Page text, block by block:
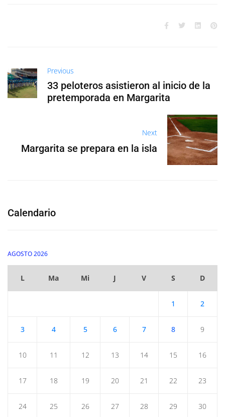
Previous
33 peloteros asistieron al inicio de la
pretemporada en Margarita
Next
Margarita se prepara en la isla
Calendario
AGOSTO 2026
L Ma Mi J V S D
1 2
3 4 5 6 7 8 9
10 11 12 13 14 15 16
17 18 19 20 21 22 23
24 25 26 27 28 29 30